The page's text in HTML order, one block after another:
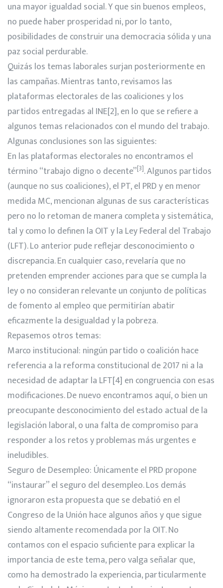
una mayor igualdad social. Y que sin buenos empleos,
no puede haber prosperidad ni, por lo tanto,
posibilidades de construir una democracia sólida y una
paz social perdurable.
Quizás los temas laborales surjan posteriormente en
las campañas. Mientras tanto, revisamos las
plataformas electorales de las coaliciones y los
partidos entregadas al INE[2], en lo que se refiere a
algunos temas relacionados con el mundo del trabajo.
Algunas conclusiones son las siguientes:
En las plataformas electorales no encontramos el
término “trabajo digno o decente”[3]. Algunos partidos
(aunque no sus coaliciones), el PT, el PRD y en menor
medida MC, mencionan algunas de sus características
pero no lo retoman de manera completa y sistemática,
tal y como lo definen la OIT y la Ley Federal del Trabajo
(LFT). Lo anterior pude reflejar desconocimiento o
discrepancia. En cualquier caso, revelaría que no
pretenden emprender acciones para que se cumpla la
ley o no consideran relevante un conjunto de políticas
de fomento al empleo que permitirían abatir
eficazmente la desigualdad y la pobreza.
Repasemos otros temas:
Marco institucional: ningún partido o coalición hace
referencia a la reforma constitucional de 2017 ni a la
necesidad de adaptar la LFT[4] en congruencia con esas
modificaciones. De nuevo encontramos aquí, o bien un
preocupante desconocimiento del estado actual de la
legislación laboral, o una falta de compromiso para
responder a los retos y problemas más urgentes e
ineludibles.
Seguro de Desempleo: Únicamente el PRD propone
“instaurar” el seguro del desempleo. Los demás
ignoraron esta propuesta que se debatió en el
Congreso de la Unión hace algunos años y que sigue
siendo altamente recomendada por la OIT. No
contamos con el espacio suficiente para explicar la
importancia de este tema, pero valga señalar que,
como ha demostrado la experiencia, particularmente